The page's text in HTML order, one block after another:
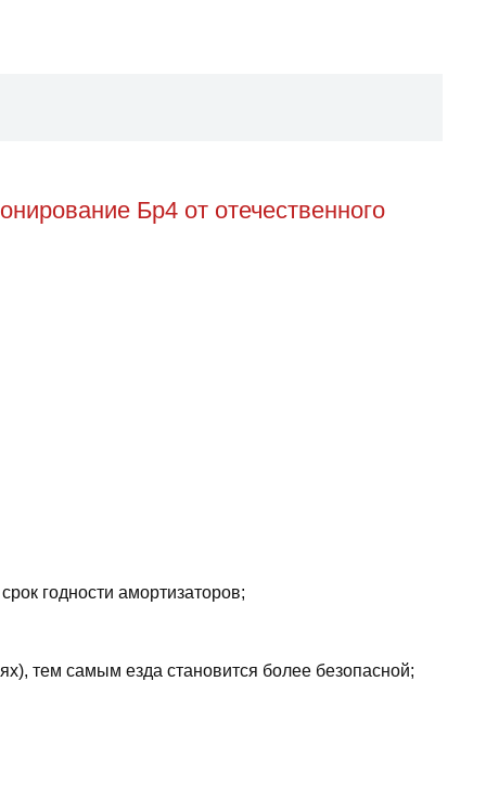
Бр4 от отечественного
годности амортизаторов;
тем самым езда становится более безопасной;